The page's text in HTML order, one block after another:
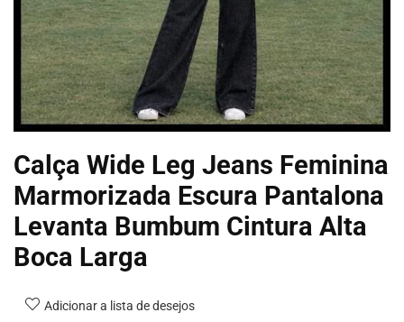
Calça Wide Leg Jeans Feminina
Marmorizada Escura Pantalona
Levanta Bumbum Cintura Alta
Boca Larga
Adicionar a lista de desejos